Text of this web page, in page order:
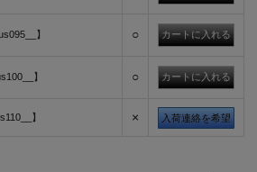
】 ○
】 ○
】 × 入荷連絡を希望